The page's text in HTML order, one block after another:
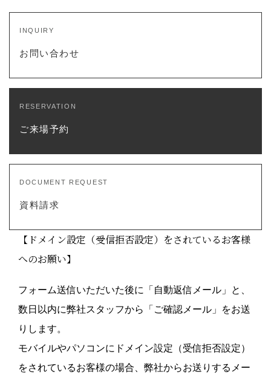
INQUIRY
お問い合わせ
RESERVATION
ご来場予約
DOCUMENT REQUEST
資料請求
【ドメイン設定（受信拒否設定）をされているお客様
へのお願い】
フォーム送信いただいた後に「自動返信メール」と、
数日以内に弊社スタッフから「ご確認メール」をお送
りします。
モバイルやパソコンにドメイン設定（受信拒否設定）
をされているお客様の場合、弊社からお送りするメー